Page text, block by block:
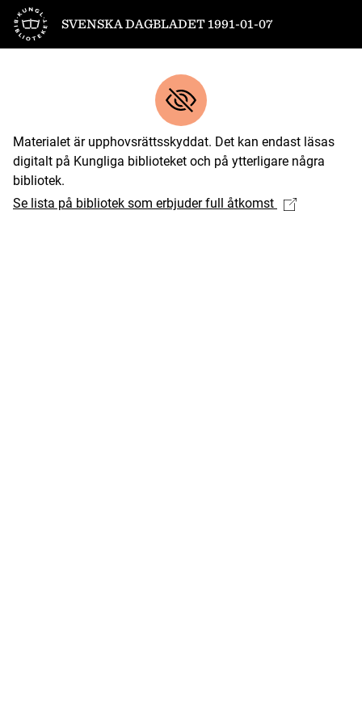
Till startsidan
SVENSKA DAGBLADET 1991-01-07
Materialet är upphovsrättsskyddat. Det kan endast läsas
digitalt på Kungliga biblioteket och på ytterligare några
bibliotek.
Se lista på bibliotek som erbjuder full åtkomst